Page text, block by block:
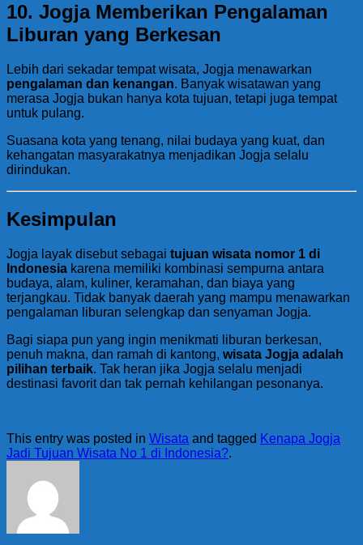
10. Jogja Memberikan Pengalaman
Liburan yang Berkesan
Lebih dari sekadar tempat wisata, Jogja menawarkan
pengalaman dan kenangan. Banyak wisatawan yang
merasa Jogja bukan hanya kota tujuan, tetapi juga tempat
untuk pulang.
Suasana kota yang tenang, nilai budaya yang kuat, dan
kehangatan masyarakatnya menjadikan Jogja selalu
dirindukan.
Kesimpulan
Jogja layak disebut sebagai tujuan wisata nomor 1 di
Indonesia karena memiliki kombinasi sempurna antara
budaya, alam, kuliner, keramahan, dan biaya yang
terjangkau. Tidak banyak daerah yang mampu menawarkan
pengalaman liburan selengkap dan senyaman Jogja.
Bagi siapa pun yang ingin menikmati liburan berkesan,
penuh makna, dan ramah di kantong, wisata Jogja adalah
pilihan terbaik. Tak heran jika Jogja selalu menjadi
destinasi favorit dan tak pernah kehilangan pesonanya.
This entry was posted in Wisata and tagged Kenapa Jogja
Jadi Tujuan Wisata No 1 di Indonesia?.